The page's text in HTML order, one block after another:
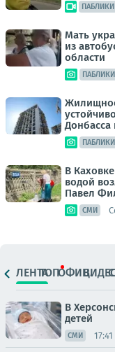
ПАБЛИКИ
Мать
из
области
ПАБЛИКИ
Донбасса
ПАБЛИКИ
В
водой
Павел
СМИ
ЛЕНТАТОПОФИЦ.
В
детей
СМИ 17:41